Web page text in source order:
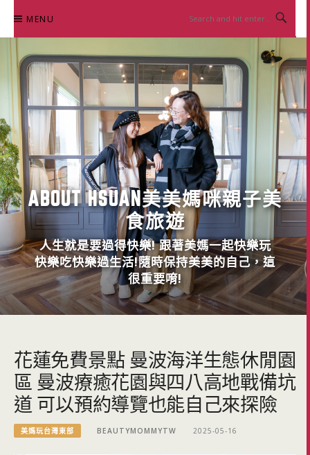
content
MENU
ABOUT HSUAN美美媽咪親子美
食旅遊
人生就是要過得快樂! 跟著美媽一起快樂玩
快樂吃快樂過生活!隨時保持美美的自己，這
很重要唷!
花蓮免費景點 曼波海洋生態休閒園
區 曼波療癒花園與四八高地戰備坑
道 可以預約導覽也能自己來探險
美媽玩台灣東部 BEAUTYMOMMYTW 2025-05-16